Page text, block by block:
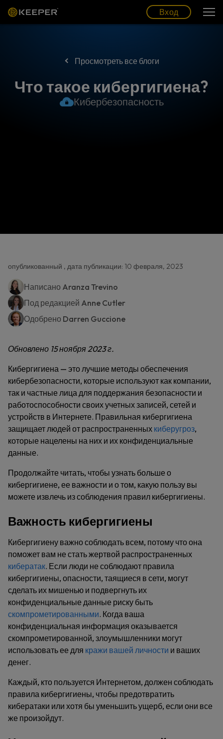
Вход
Просмотреть все блоги
Что такое кибергигиена?
Кибербезопасность
опубликованный , дата публикации: 10 февраля, 2023
Написано Aranza Trevino
Под редакцией Anne Cutler
Одобрено Darren Guccione
Обновлено 15 ноября 2023 г.
Кибергигиена — это лучшие методы обеспечения
кибербезопасности, которые используют как компании,
так и частные лица для поддержания безопасности и
работоспособности своих учетных записей, сетей и
устройств в Интернете. Правильная кибергигиена
защищает людей от распространенных киберугроз,
которые нацелены на них и их конфиденциальные
данные.
Продолжайте читать, чтобы узнать больше о
кибергигиене, ее важности и о том, какую пользу вы
можете извлечь из соблюдения правил кибергигиены.
Важность кибергигиены
Кибергигиену важно соблюдать всем, потому что она
поможет вам не стать жертвой распространенных
кибератак. Если люди не соблюдают правила
кибергигиены, опасности, таящиеся в сети, могут
сделать их мишенью и подвергнуть их
конфиденциальные данные риску быть
скомпрометированными. Когда ваша
конфиденциальная информация оказывается
скомпрометированной, злоумышленники могут
использовать ее для кражи вашей личности и ваших
денег.
Каждый, кто пользуется Интернетом, должен соблюдать
правила кибергигиены, чтобы предотвратить
кибератаки или хотя бы уменьшить ущерб, если они все
же произойдут.